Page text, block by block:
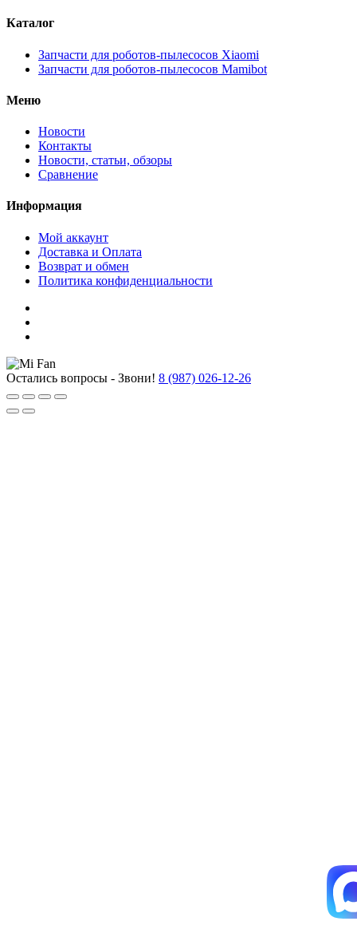
Каталог
Запчасти для роботов-пылесосов Xiaomi
Запчасти для роботов-пылесосов Mamibot
Меню
Новости
Контакты
Новости, статьи, обзоры
Сравнение
Информация
Мой аккаунт
Доставка и Оплата
Возврат и обмен
Политика конфиденциальности
Остались вопросы - Звони! 8 (987) 026-12-26